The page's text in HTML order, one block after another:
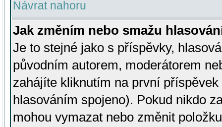
Návrat nahoru
Jak změním nebo smažu
Je to stejné jako s příspěvky,
původním autorem, moderátorem
zahájíte kliknutím na první
hlasováním spojeno). Pokud nikdo
mohou vymazat nebo změnit